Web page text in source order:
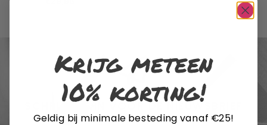
SCHRIJF JE IN VOOR DE NIEUWSBRIEF
Krijg meteen
10% korting!
Geldig bij minimale besteding vanaf €25!